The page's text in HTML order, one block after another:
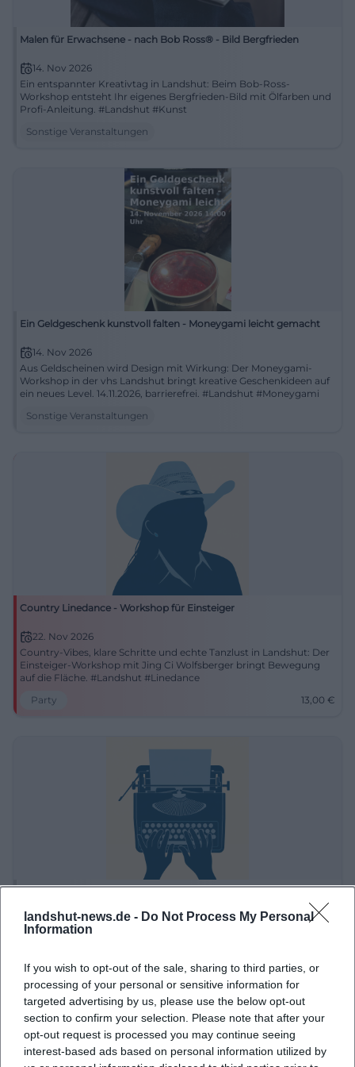
landshut-news.de - Do Not Process My Personal
Information
If you wish to opt-out of the sale, sharing to third parties, or
processing of your personal or sensitive information for
targeted advertising by us, please use the below opt-out
section to confirm your selection. Please note that after your
opt-out request is processed you may continue seeing
interest-based ads based on personal information utilized by
fakten))
Besonders relevant für den Keyword-Fokus ist der
Bachelorstudiengang Soziale Arbeit. Die
Hochschule beschreibt ihn als grundständiges
Studium, dessen Ziel die Befähigung zu
unterschiedlichen Praxisfeldern der Sozialen Arbeit
ist. Der Studiengang startet jeweils zum
Wintersemester, ist zulassungsfrei, läuft in Vollzeit,
dauert sieben Semester und umfasst 210 ECTS;
Studiengebühren fallen nicht an, lediglich der
Semesterbeitrag. Inhaltlich bereitet das Studium
auf soziale, gesundheitliche und pädagogische
Arbeitsbereiche vor und verbindet Theorie, Praxis,
Sozialpolitik, Psychologie, Beratungsmethoden und
ein Praxissemester. Die Hochschule betont
außerdem die Verzahnung von Theorie und Praxis,
kleine Gruppen, familiäre Atmosphäre und
Fakultätsebene wird das Profil zusätzlich durch
eine lange Tradition gestützt: Die Fakultät Soziale
Arbeit gehört zu den ersten Fachbereichen, die
bereits vor der Gründung 1978 eingerichtet
wurden, und startete den Vorlesungsbetrieb schon
im Wintersemester 1973/74. Das macht deutlich,
dass soziale arbeit an der Hochschule Landshut
nicht nur ein Studiengang unter vielen ist, sondern
ein historisch tief verwurzelter Schwerpunkt. ([haw-
landshut.de](https://www.haw-
landshut.de/bachelor-studiengaenge/soziale-
beschäftigt, stößt außerdem schnell auf die gute
Verzahnung zwischen Fachrichtungen, Services
und Perspektiven. Die Hochschule nennt auf ihren
Seiten zahlreiche Studien- und Beratungswege,
darunter Bachelor-, Master- und berufsbegleitende
Formate. Für Bewerberinnen und Bewerber ist
wichtig, dass die Hochschule die Aufnahme,
Beratung und den Studienstart übersichtlich
vorbereitet. Das reduziert Hürden und hilft gerade
Studienangebot, Zulassung, Serviceeinheiten und
persönlicher Studienorganisation zurechtfinden
muss. Die Suchbegriffe studiengänge und soziale
arbeit stehen deshalb inhaltlich nicht isoliert,
sondern verweisen auf eine Hochschule, die ihr
Malen für Erwachsene - nach Bob Ross® - Bild Bergfrieden
14. Nov 2026
Ein entspannter Kreativtag in Landshut: Beim Bob-Ross-
Workshop entsteht Ihr eigenes Bergfrieden-Bild mit Ölfarben und
Profi-Anleitung. #Landshut #Kunst
Sonstige Veranstaltungen
Ein Geldgeschenk kunstvoll falten - Moneygami leicht gemacht
14. Nov 2026
Aus Geldscheinen wird Design mit Wirkung: Der Moneygami-
Workshop in der vhs Landshut bringt kreative Geschenkideen auf
ein neues Level. 14.11.2026, barrierefrei. #Landshut #Moneygami
Sonstige Veranstaltungen
Country Linedance - Workshop für Einsteiger
22. Nov 2026
Country-Vibes, klare Schritte und echte Tanzlust in Landshut: Der
Einsteiger-Workshop mit Jing Ci Wolfsberger bringt Bewegung
auf die Fläche. #Landshut #Linedance
Party
13,00 €
24. Nov 2026
Ein Abend für alle, die Romane wirklich verstehen wollen: Arwed
#Literatur
Literatur